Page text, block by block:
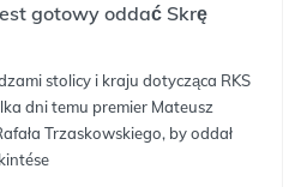
gotowy oddać Skrę
stolicy i kraju dotycząca RKS
dni temu premier Mateusz
Trzaskowskiego, by oddał